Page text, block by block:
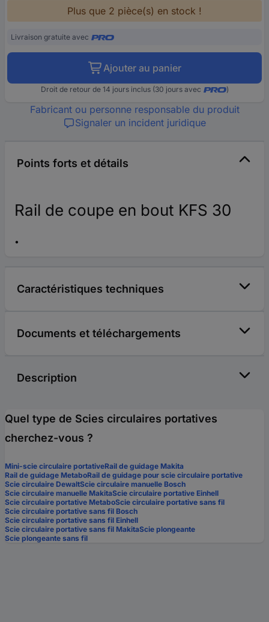
Plus que 2 pièce(s) en stock !
Livraison gratuite avec
Ajouter au panier
Droit de retour de 14 jours inclus (30 jours avec )
Fabricant ou personne responsable du produit
Signaler un incident juridique
Points forts et détails
Rail de coupe en bout KFS 30
Caractéristiques techniques
Documents et téléchargements
Description
Quel type de Scies circulaires portatives
cherchez-vous ?
Mini-scie circulaire portativeRail de guidage Makita
Rail de guidage MetaboRail de guidage pour scie circulaire portative
Scie circulaire DewaltScie circulaire manuelle Bosch
Scie circulaire manuelle MakitaScie circulaire portative Einhell
Scie circulaire portative MetaboScie circulaire portative sans fil
Scie circulaire portative sans fil Bosch
Scie circulaire portative sans fil Einhell
Scie circulaire portative sans fil MakitaScie plongeante
Scie plongeante sans fil